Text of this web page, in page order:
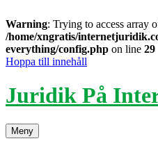
Warning: Trying to access array
/home/xngratis/
everything/config.php on line 29
Hoppa till innehåll
Juridik På
Meny